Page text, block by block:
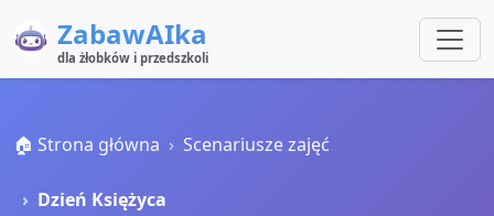
ZabawAIka
dla żłobków i przedszkoli
🏠 Strona główna Scenariusze zajęć
Dzień Księżyca